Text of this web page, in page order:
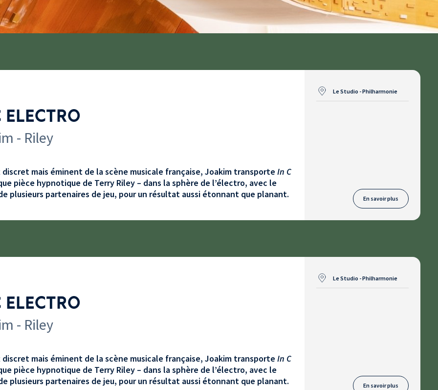
ELECTRO
- Riley
discret mais éminent de la scène musicale française, Joakim transporte In C
pièce hypnotique de Terry Riley – dans la sphère de l’électro, avec le
plusieurs partenaires de jeu, pour un résultat aussi étonnant que planant.
Le Studio - Philharmonie
En savoir plus
ELECTRO
- Riley
discret mais éminent de la scène musicale française, Joakim transporte In C
pièce hypnotique de Terry Riley – dans la sphère de l’électro, avec le
plusieurs partenaires de jeu, pour un résultat aussi étonnant que planant.
Le Studio - Philharmonie
En savoir plus